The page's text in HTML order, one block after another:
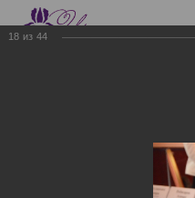
Презентации
18 из 44